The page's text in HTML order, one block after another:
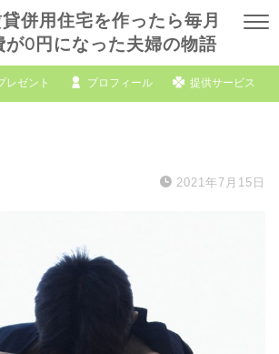
併用住宅を作ったら毎月
が0円になった夫婦の物語
レゼント プロフィール 提供サービス
2021年7月15日